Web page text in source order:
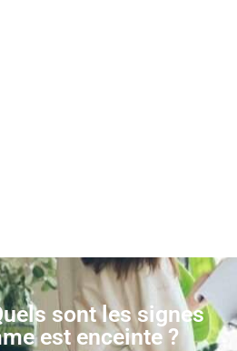
sont les signes
est enceinte ?